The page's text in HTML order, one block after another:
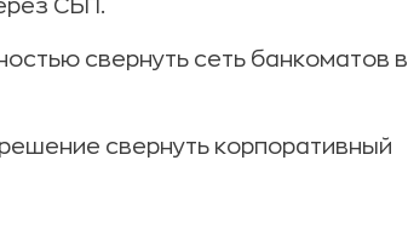
СБП.
свернуть сеть банкоматов в
свернуть корпоративный